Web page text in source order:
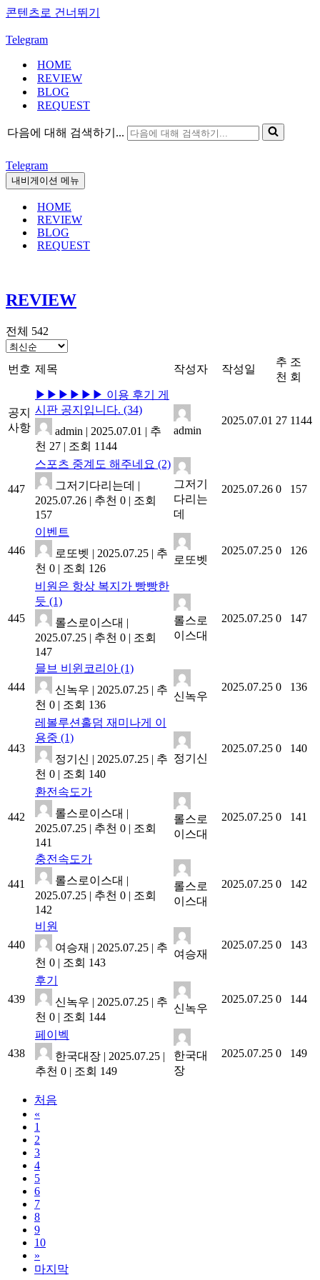
콘텐츠로 건너뛰기
Telegram
HOME
REVIEW
BLOG
REQUEST
다음에 대해 검색하기...
Telegram
내비게이션 메뉴
HOME
REVIEW
BLOG
REQUEST
REVIEW
전체 542
번호 제목 작성자 작성일
추
천
조
회
공지
사항
▶▶▶▶▶▶ 이용 후기 게
시판 공지입니다. (34)
admin | 2025.07.01 | 추
천 27 | 조회 1144
admin
2025.07.01 27 1144
447
스포츠 중계도 해주네요 (2)
그저기다리는데 |
2025.07.26 | 추천 0 | 조회
157
그저기
다리는
데
2025.07.26 0 157
446
이벤트
로또벳 | 2025.07.25 | 추
천 0 | 조회 126
로또벳
2025.07.25 0 126
445
비원은 항상 복지가 빵빵한
듯 (1)
롤스로이스대 |
2025.07.25 | 추천 0 | 조회
147
롤스로
이스대
2025.07.25 0 147
444
믈브 비윈코리아 (1)
신녹우 | 2025.07.25 | 추
천 0 | 조회 136
신녹우
2025.07.25 0 136
443
레볼루션홀덤 재미나게 이
용중 (1)
정기신 | 2025.07.25 | 추
천 0 | 조회 140
정기신
2025.07.25 0 140
442
환전속도가
롤스로이스대 |
2025.07.25 | 추천 0 | 조회
141
롤스로
이스대
2025.07.25 0 141
441
충전속도가
롤스로이스대 |
2025.07.25 | 추천 0 | 조회
142
롤스로
이스대
2025.07.25 0 142
440
비원
여승재 | 2025.07.25 | 추
천 0 | 조회 143
여승재
2025.07.25 0 143
439
후기
신녹우 | 2025.07.25 | 추
천 0 | 조회 144
신녹우
2025.07.25 0 144
438
페이벡
한국대장 | 2025.07.25 |
추천 0 | 조회 149
한국대
장
2025.07.25 0 149
처음
«
1
2
3
4
5
6
7
8
9
10
»
마지막